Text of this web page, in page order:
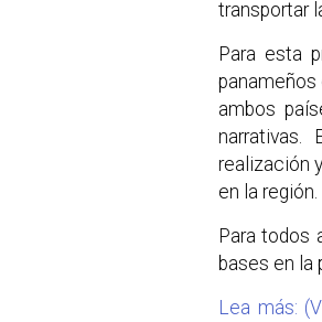
transportar
Para esta
panameños
ambos
realización
en la región.
Para todos
bases en la
Lea más: